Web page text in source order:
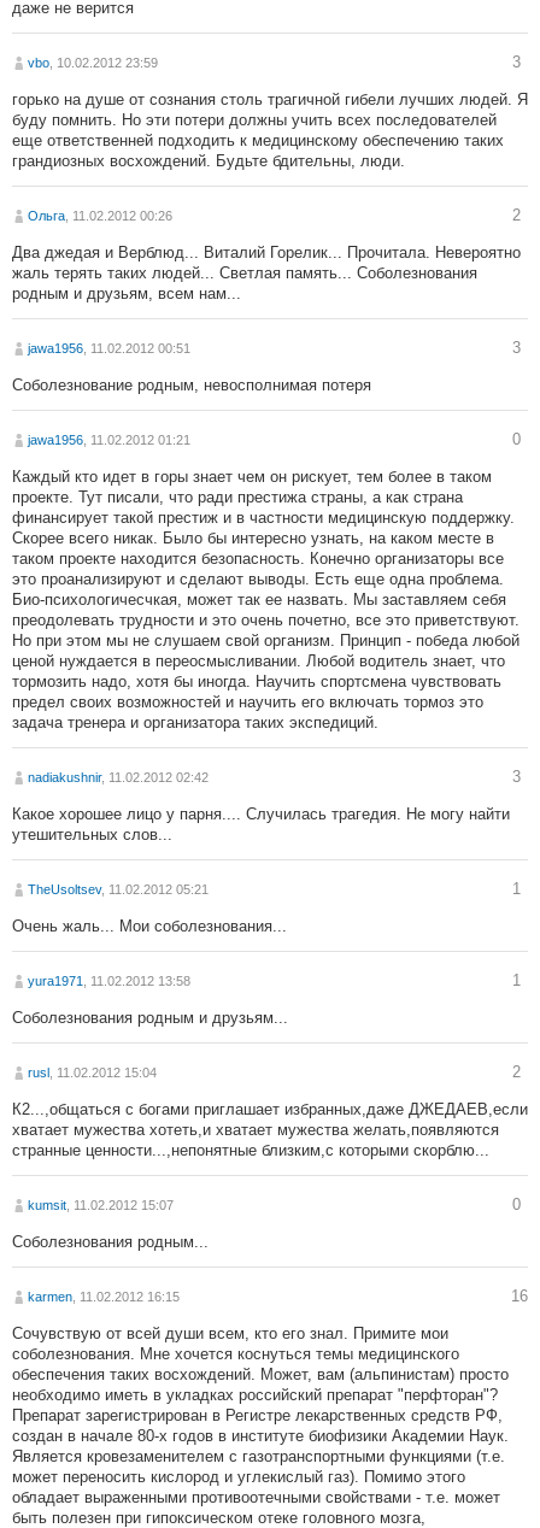
даже не верится
vbo , 10.02.2012 23:59 3
горько на душе от сознания столь трагичной гибели лучших людей. Я
буду помнить. Но эти потери должны учить всех последователей
еще ответственней подходить к медицинскому обеспечению таких
грандиозных восхождений. Будьте бдительны, люди.
Ольга , 11.02.2012 00:26 2
Два джедая и Верблюд... Виталий Горелик... Прочитала. Невероятно
жаль терять таких людей... Светлая память... Соболезнования
родным и друзьям, всем нам...
jawa1956 , 11.02.2012 00:51 3
Соболезнование родным, невосполнимая потеря
jawa1956 , 11.02.2012 01:21 0
Каждый кто идет в горы знает чем он рискует, тем более в таком
проекте. Тут писали, что ради престижа страны, а как страна
финансирует такой престиж и в частности медицинскую поддержку.
Скорее всего никак. Было бы интересно узнать, на каком месте в
таком проекте находится безопасность. Конечно организаторы все
это проанализируют и сделают выводы. Есть еще одна проблема.
Био-психологичесчкая, может так ее назвать. Мы заставляем себя
преодолевать трудности и это очень почетно, все это приветствуют.
Но при этом мы не слушаем свой организм. Принцип - победа любой
ценой нуждается в переосмысливании. Любой водитель знает, что
тормозить надо, хотя бы иногда. Научить спортсмена чувствовать
предел своих возможностей и научить его включать тормоз это
задача тренера и организатора таких экспедиций.
nadiakushnir, 11.02.2012 02:42 3
Какое хорошее лицо у парня.... Случилась трагедия. Не могу найти
утешительных слов...
TheUsoltsev, 11.02.2012 05:21 1
Очень жаль... Мои соболезнования...
yura1971 , 11.02.2012 13:58 1
Соболезнования родным и друзьям...
rusl , 11.02.2012 15:04 2
К2...,общаться с богами приглашает избранных,даже ДЖЕДАЕВ,если
хватает мужества хотеть,и хватает мужества желать,появляются
странные ценности...,непонятные близким,с которыми скорблю...
kumsit , 11.02.2012 15:07 0
Соболезнования родным...
karmen , 11.02.2012 16:15 16
Сочувствую от всей души всем, кто его знал. Примите мои
соболезнования. Мне хочется коснуться темы медицинского
обеспечения таких восхождений. Может, вам (альпинистам) просто
необходимо иметь в укладках российский препарат "перфторан"?
Препарат зарегистрирован в Регистре лекарственных средств РФ,
создан в начале 80-х годов в институте биофизики Академии Наук.
Является кровезаменителем с газотранспортными функциями (т.е.
может переносить кислород и углекислый газ). Помимо этого
обладает выраженными противоотечными свойствами - т.е. может
быть полезен при гипоксическом отеке головного мозга,